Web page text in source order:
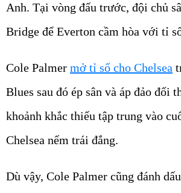
Anh. Tại vòng đấu trước, đội chủ
Bridge để Everton cầm hòa với tỉ
Cole Palmer mở tỉ số cho Chelsea
Blues sau đó ép sân và áp đảo đối
khoảnh khắc thiếu tập trung vào
Chelsea nếm trái đắng.
Dù vậy, Cole Palmer cũng đánh